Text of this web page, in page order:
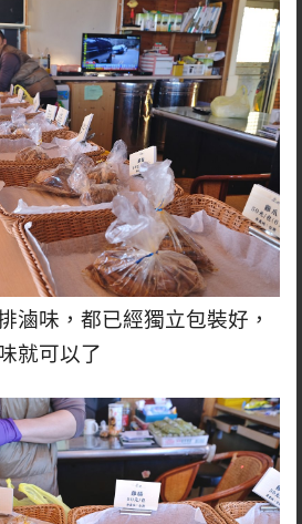
滷味，都已經獨立包裝好，
就可以了